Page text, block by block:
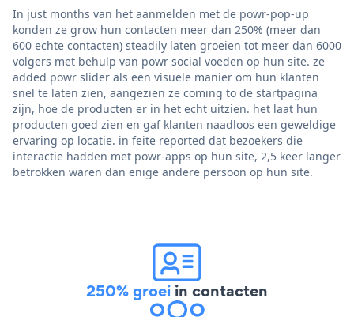
In just months van het aanmelden met de powr-pop-up
konden ze grow hun contacten meer dan 250% (meer dan
600 echte contacten) steadily laten groeien tot meer dan 6000
volgers met behulp van powr social voeden op hun site. ze
added powr slider als een visuele manier om hun klanten
snel te laten zien, aangezien ze coming to de startpagina
zijn, hoe de producten er in het echt uitzien. het laat hun
producten goed zien en gaf klanten naadloos een geweldige
ervaring op locatie. in feite reported dat bezoekers die
interactie hadden met powr-apps op hun site, 2,5 keer langer
betrokken waren dan enige andere persoon op hun site.
250% groei in contacten